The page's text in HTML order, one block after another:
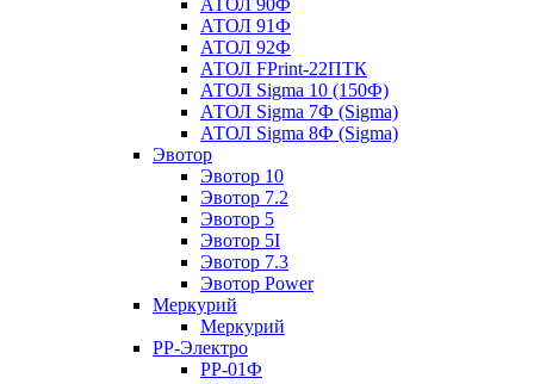
АТОЛ 90Ф
АТОЛ 91Ф
АТОЛ 92Ф
АТОЛ FPrint-22ПТК
АТОЛ Sigma 10 (150Ф)
АТОЛ Sigma 7Ф (Sigma)
АТОЛ Sigma 8Ф (Sigma)
Эвотор
Эвотор 10
Эвотор 7.2
Эвотор 5
Эвотор 5I
Эвотор 7.3
Эвотор Power
Меркурий
Меркурий
РР-Электро
РР-01Ф